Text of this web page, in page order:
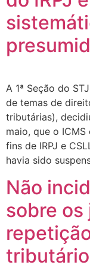
A 1ª Seção do
de temas de
tributárias),
maio, que o
fins de IRPJ e
havia sido
Não
sobre os
tributário